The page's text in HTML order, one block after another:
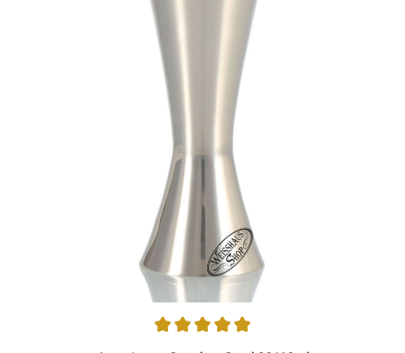
Durchschnittliche Bewertung von 5 von 5 Sternen